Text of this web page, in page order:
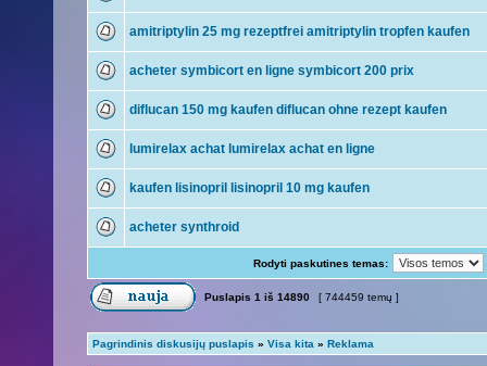
amitriptylin 25 mg rezeptfrei amitriptylin tropfen kaufen
acheter symbicort en ligne symbicort 200 prix
diflucan 150 mg kaufen diflucan ohne rezept kaufen
lumirelax achat lumirelax achat en ligne
kaufen lisinopril lisinopril 10 mg kaufen
acheter synthroid
Rodyti paskutines temas:
Puslapis 1 iš 14890 [ 744459 temų ]
Pagrindinis diskusijų puslapis » Visa kita » Reklama